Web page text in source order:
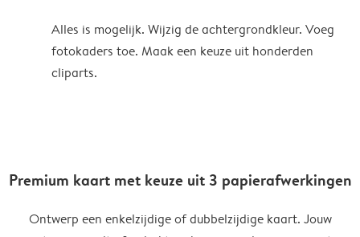
Alles is mogelijk. Wijzig de achtergrondkleur. Voeg
fotokaders toe. Maak een keuze uit honderden
cliparts.
Premium kaart met keuze uit 3 papierafwerkingen
Ontwerp een enkelzijdige of dubbelzijdige kaart. Jouw